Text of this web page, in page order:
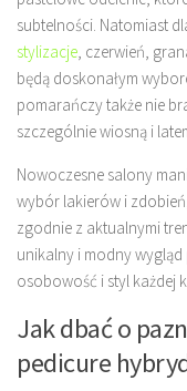
subtelności. Natomiast
stylizacje , czerwień,
będą doskonałym
pomarańczy także nie
szczególnie wiosną i
Nowoczesne salony
wybór lakierów i
zgodnie z aktualnymi
unikalny i modny
osobowość i styl każdej
Jak dbać o
pedicure